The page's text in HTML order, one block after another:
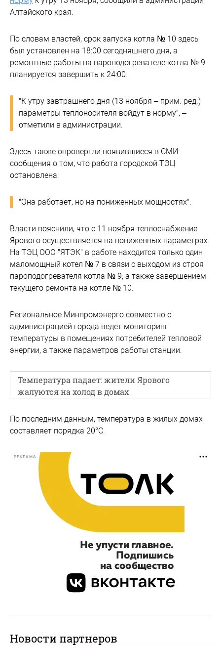
Алтайского края.
По словам властей, срок запуска котла № 10 здесь
был установлен на 18:00 сегодняшнего дня, а
ремонтные работы на пароподогревателе котла № 9
планируется завершить к 24:00.
"К утру завтрашнего дня (13 ноября – прим. ред.)
параметры теплоносителя войдут в норму", –
отметили в администрации.
Здесь также опровергли появившиеся в СМИ
сообщения о том, что работа городской ТЭЦ
остановлена:
"Она работает, но на пониженных мощностях".
Власти пояснили, что с 11 ноября теплоснабжение
Ярового осуществляется на пониженных параметрах.
На ТЭЦ ООО "ЯТЭК" в работе находится только один
маломощный котел № 7 в связи с выходом из строя
пароподогревателя котла № 9, а также завершением
текущего ремонта на котле № 10.
Региональное Минпромэнерго совместно с
администрацией города ведет мониторинг
температуры в помещениях потребителей тепловой
энергии, а также параметров работы станции.
Температура падает: жители Ярового
жалуются на холод в домах
По последним данным, температура в жилых домах
составляет порядка 20°С.
РЕКЛАМА
Новости партнеров